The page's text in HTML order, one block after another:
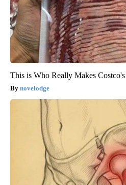
This is Who Really Makes
novelodge